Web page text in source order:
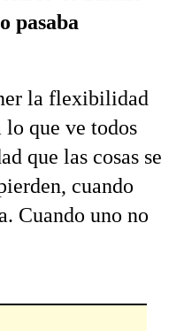
pasaba
la flexibilidad
que ve todos
que las cosas se
cuando
Cuando uno no